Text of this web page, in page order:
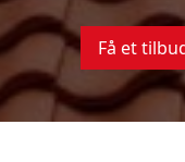
Få et